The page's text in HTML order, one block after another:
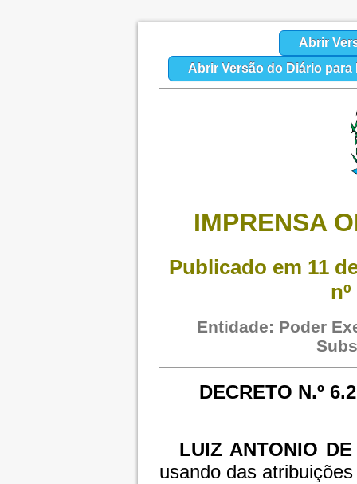
Abrir
Abrir Versão do Diário para
IMPRENSA
Publicado em 11
Entidade: Poder
DECRETO N.º
LUIZ ANTONIO
usando das